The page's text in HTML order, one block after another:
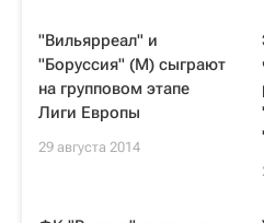
"Вильярреал" и
"Боруссия" (М) сыграют
на групповом этапе
Лиги Европы
29 августа 2014